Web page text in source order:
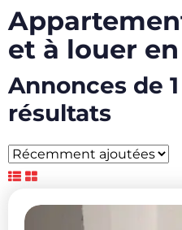
et à louer
Annonces de
résultats